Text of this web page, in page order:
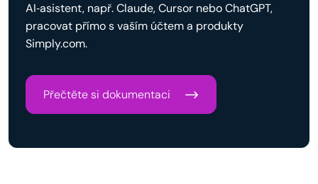
AI‑asistent, např. Claude, Cursor nebo ChatGPT,
pracovat přímo s vaším účtem a produkty
Simply.com.
Přečtěte si dokumentaci